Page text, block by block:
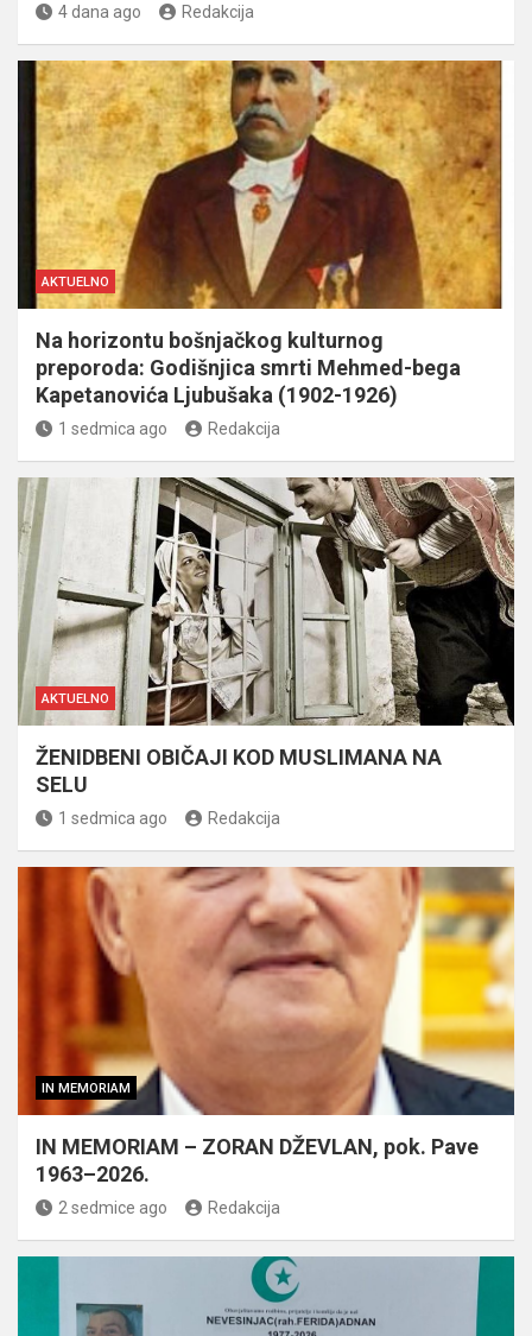
4 dana ago Redakcija
AKTUELNO
Na horizontu bošnjačkog kulturnog
preporoda: Godišnjica smrti Mehmed-bega
Kapetanovića Ljubušaka (1902-1926)
1 sedmica ago Redakcija
AKTUELNO
ŽENIDBENI OBIČAJI KOD MUSLIMANA NA
SELU
1 sedmica ago Redakcija
IN MEMORIAM
IN MEMORIAM – ZORAN DŽEVLAN, pok. Pave
1963–2026.
2 sedmice ago Redakcija